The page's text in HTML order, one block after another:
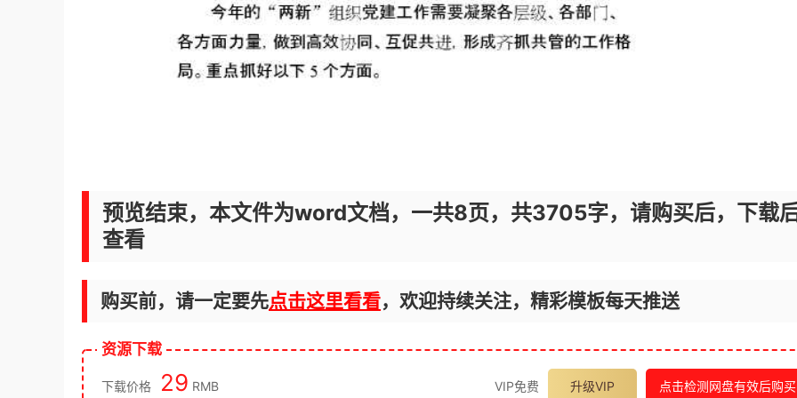
预览结束，本文件为word文档，一共8页，共3705字，请购买后，下载
查看
购买前，请一定要先点击这里看看，欢迎持续关注，精彩模板每天推送
资源下载
下载价格 29 RMB VIP免费 升级VIP 点击检测网盘有效后购买